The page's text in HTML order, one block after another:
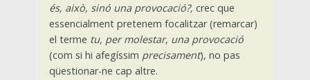
és, això, sinó una provocació?, crec que
essencialment pretenem focalitzar (remarcar)
el terme tu, per molestar, una provocació
(com si hi afegíssim precisament), no pas
qüestionar-ne cap altre.